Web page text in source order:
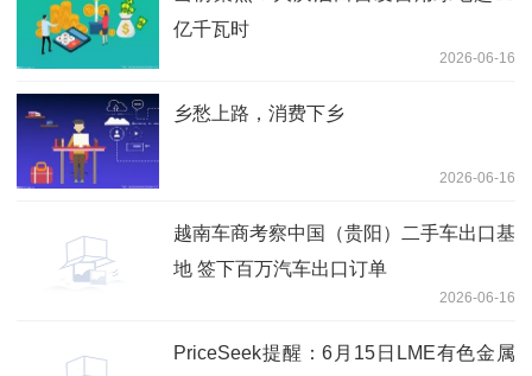
亿千瓦时
2026-06-16
乡愁上路，消费下乡
2026-06-16
越南车商考察中国（贵阳）二手车出口基
地 签下百万汽车出口订单
2026-06-16
PriceSeek提醒：6月15日LME有色金属